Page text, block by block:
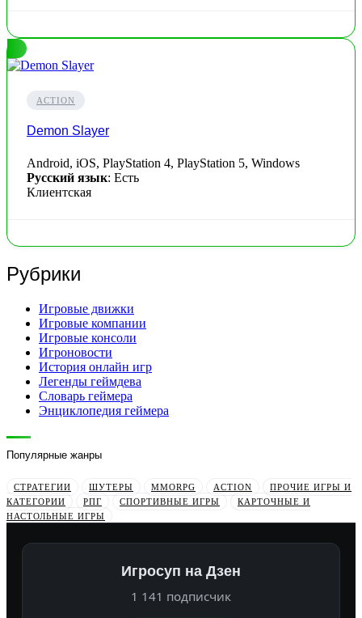
ACTION
Demon Slayer
Android, iOS, PlayStation 4, PlayStation 5, Windows
Русский язык: Есть
Клиентская
Рубрики
Игровые движки
Игровые компании
Игровые консоли
Игроновости
История онлайн игр
Легенды геймдева
Словарь геймера
Энциклопедия геймера
Популярные жанры
СТРАТЕГИИ ШУТЕРЫ MMORPG ACTION
ПРОЧИЕ ИГРЫ И
КАТЕГОРИИ
РПГ СПОРТИВНЫЕ ИГРЫ
КАРТОЧНЫЕ И
НАСТОЛЬНЫЕ ИГРЫ
Игросуп на Дзен
1 141 подписчик